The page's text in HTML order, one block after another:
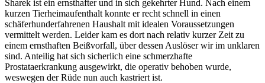
Sharek ist ein ernsthafter und in sich gekehrter Hund. Nach einem
kurzen Tierheimaufenthalt konnte er recht schnell in einen
schäferhunderfahrenen Haushalt mit idealen Voraussetzungen
vermittelt werden. Leider kam es dort nach relativ kurzer Zeit zu
einem ernsthaften Beißvorfall, über dessen Auslöser wir im unklaren
sind. Anteilig hat sich sicherlich eine schmerzhafte
Prostataerkrankung ausgewirkt, die operativ behoben wurde,
weswegen der Rüde nun auch kastriert ist.